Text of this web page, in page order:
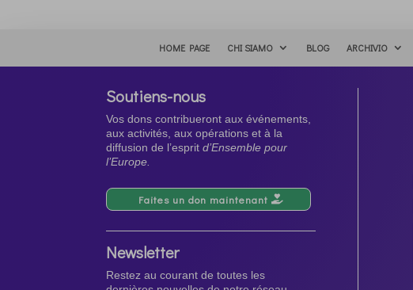
HOME PAGE CHI SIAMO BLOG ARCHIVIO
Soutiens-nous
Vos dons contribueront aux événements,
aux activités, aux opérations et à la
diffusion de l’espritd’Ensemble pour
l’Europe.
Faites un don maintenant
Newsletter
Restez au courant de toutes les